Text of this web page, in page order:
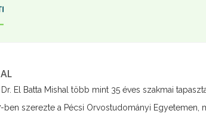
Dr. El Batta Mishal több mint 35 éves szakmai
ben szerezte a Pécsi Orvostudományi Egyetemen,